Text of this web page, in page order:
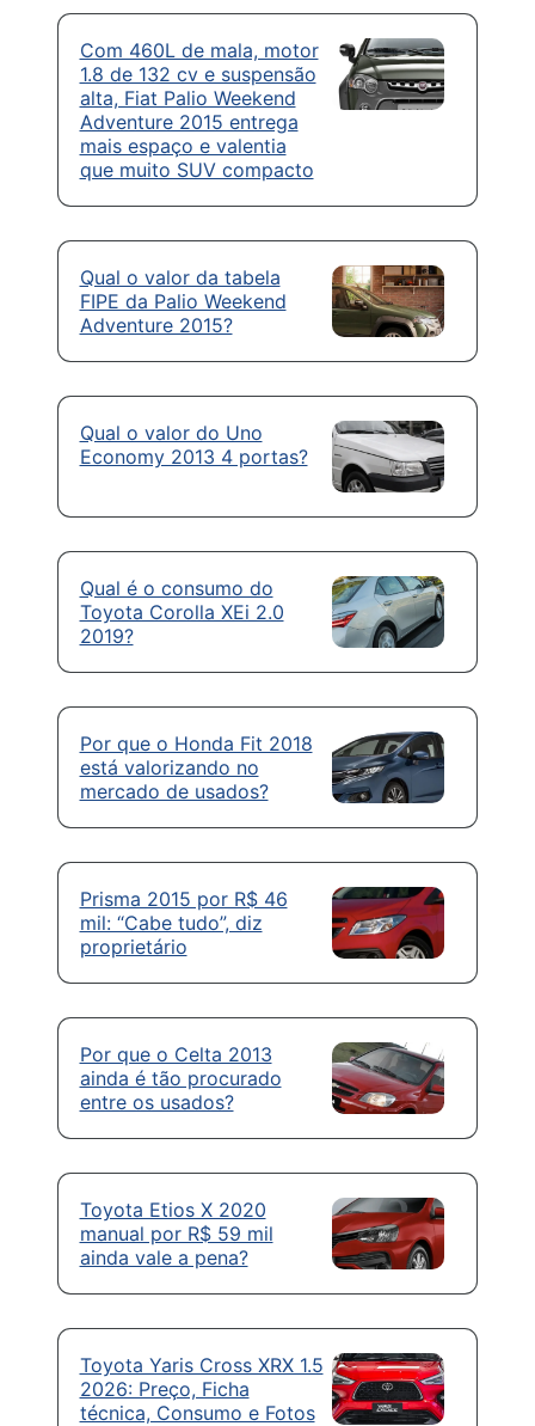
Com 460L de mala, motor
1.8 de 132 cv e suspensão
alta, Fiat Palio Weekend
Adventure 2015 entrega
mais espaço e valentia
que muito SUV compacto
Qual o valor da tabela
FIPE da Palio Weekend
Adventure 2015?
Qual o valor do Uno
Economy 2013 4 portas?
Qual é o consumo do
Toyota Corolla XEi 2.0
2019?
Por que o Honda Fit 2018
está valorizando no
mercado de usados?
Prisma 2015 por R$ 46
mil: “Cabe tudo”, diz
proprietário
Por que o Celta 2013
ainda é tão procurado
entre os usados?
Toyota Etios X 2020
manual por R$ 59 mil
ainda vale a pena?
Toyota Yaris Cross XRX 1.5
2026: Preço, Ficha
técnica, Consumo e Fotos